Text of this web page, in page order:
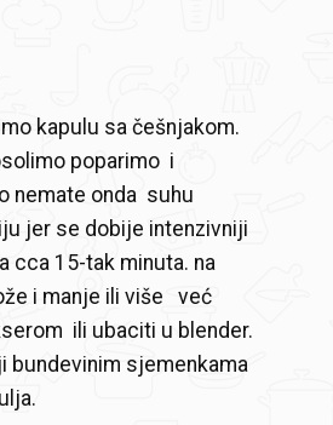
kapulu sa češnjakom.
poparimo i
nemate onda suhu
jer se dobije intenzivniji
cca 15-tak minuta. na
i manje ili više već
ili ubaciti u blender.
bundevinim sjemenkama